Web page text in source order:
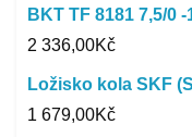
BKT TF 8181 7,5/0 -
2 336,00Kč
Ložisko kola SKF
1 679,00Kč